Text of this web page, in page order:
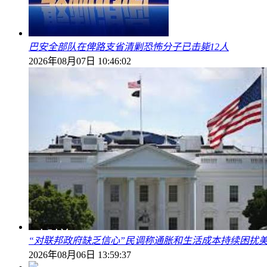
巴安全部队在俾路支省清剿恐怖分子已击毙12人
2026年08月07日 10:46:02
“对联邦政府缺乏信心”民调称通胀和生活成本持续困扰
2026年08月06日 13:59:37